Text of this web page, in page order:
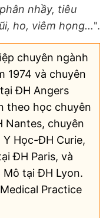
nhầy, tiêu
ho, viêm họng…".
chuyên ngành
1974 và chuyên
ĐH Angers
theo học chuyên
Nantes, chuyên
Y Học-ĐH Curie,
ĐH Paris, và
Mô tại ĐH Lyon.
Practice